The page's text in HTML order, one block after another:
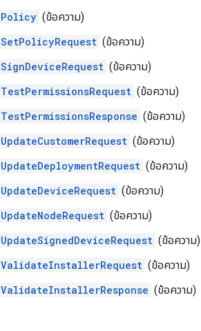
Policy (ข้อความ)
SetPolicyRequest (ข้อความ)
SignDeviceRequest (ข้อความ)
TestPermissionsRequest (ข้อความ)
TestPermissionsResponse (ข้อความ)
UpdateCustomerRequest (ข้อความ)
UpdateDeploymentRequest (ข้อความ)
UpdateDeviceRequest (ข้อความ)
UpdateNodeRequest (ข้อความ)
UpdateSignedDeviceRequest (ข้อความ)
ValidateInstallerRequest (ข้อความ)
ValidateInstallerResponse (ข้อความ)